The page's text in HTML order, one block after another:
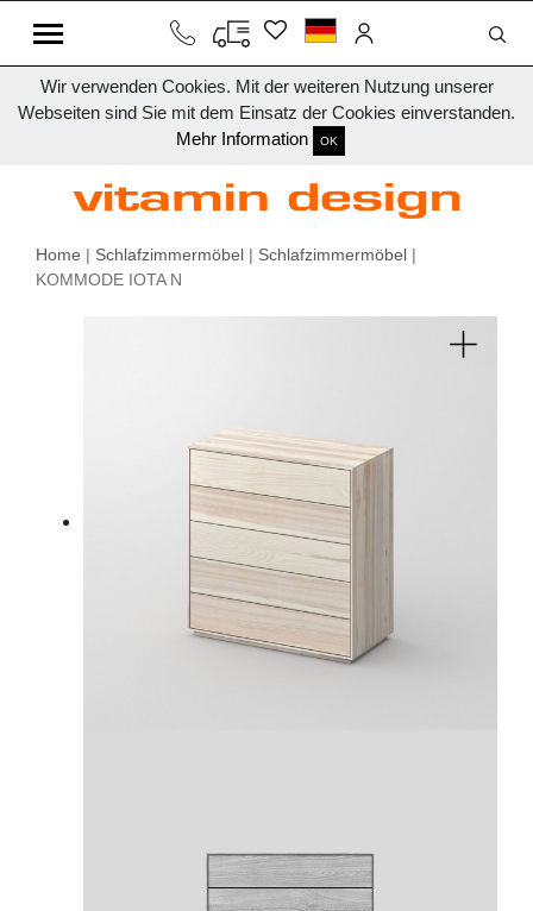
Wir verwenden Cookies. Mit der weiteren Nutzung unserer
Webseiten sind Sie mit dem Einsatz der Cookies einverstanden.
Mehr Information
OK
Home | Schlafzimmermöbel | Schlafzimmermöbel |
KOMMODE IOTA N